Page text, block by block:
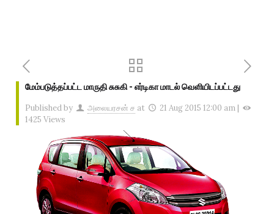
மேம்படுத்தப்பட்ட மாருதி சுசுகி - எர்டிகா மாடல் வெளியிடப்பட்டது
Published by அலையரசன் ச at 21 Aug 2015 12:00 am |
1425 Views